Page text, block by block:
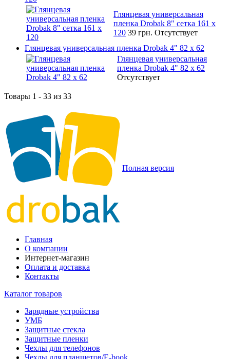
Глянцевая универсальная
пленка Drobak 8" сетка 161 х
120 39 грн. Отсутствует
Глянцевая универсальная пленка Drobak 4" 82 x 62
Глянцевая универсальная
пленка Drobak 4" 82 x 62
Отсутствует
Товары 1 - 33 из 33
Полная версия
Главная
О компании
Интернет-магазин
Оплата и доставка
Контакты
Каталог товаров
Зарядные устройства
УМБ
Защитные стекла
Защитные пленки
Чехлы для телефонов
Чехлы для планшетов/E-book